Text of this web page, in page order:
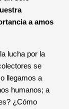
a amos
lucha por la
se
llegamos a
humanos; a
¿Cómo